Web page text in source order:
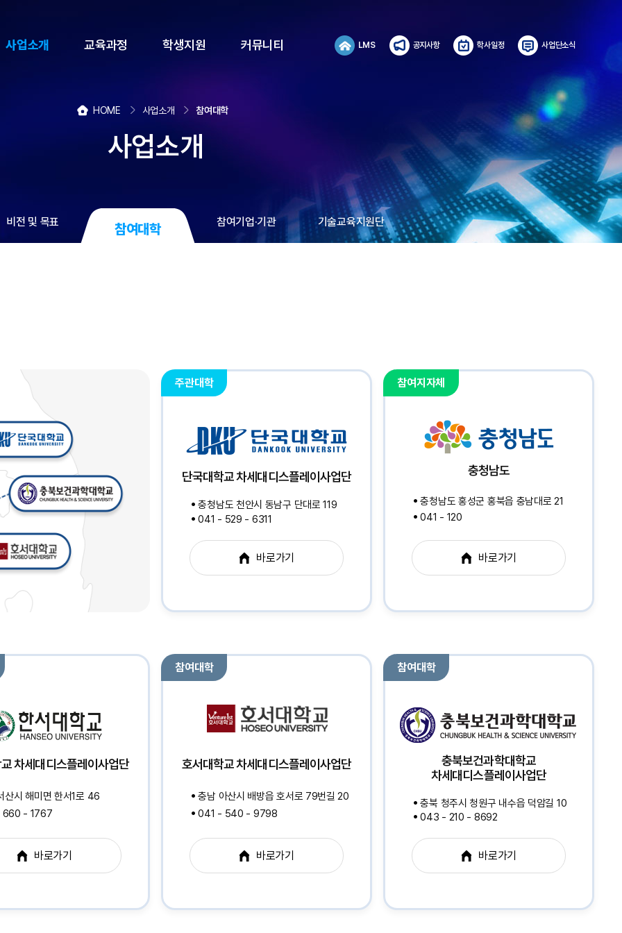
LMS 공지사항 학사일정 사업단소식
사업소개 교육과정 학생지원 커뮤니티
HOME 사업소개 참여대학
사업소개
비전 및 목표 참여대학 참여기업·기관 기술교육지원단
주관대학
단국대학교 차세대디스플레이사업단
충청남도 천안시 동남구 단대로 119
041 - 529 - 6311
바로가기
참여지자체
충청남도
충청남도 홍성군 홍북읍 충남대로 21
041 - 120
바로가기
차세대디스플레이사업단
산시 해미면 한서1로 46
660 - 1767
바로가기
참여대학
호서대학교 차세대디스플레이사업단
충남 아산시 배방읍 호서로 79번길 20
041 - 540 - 9798
바로가기
참여대학
충북보건과학대학교
차세대디스플레이사업단
충북 청주시 청원구 내수읍 덕암길 10
043 - 210 - 8692
바로가기